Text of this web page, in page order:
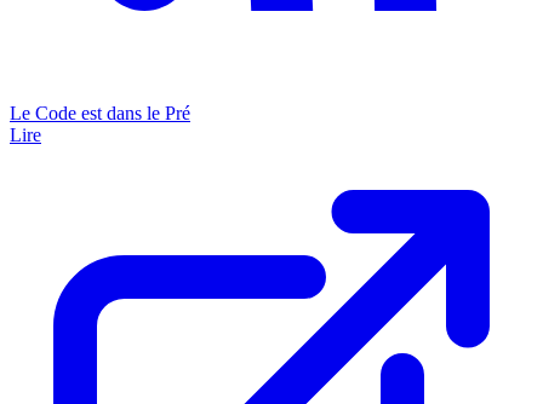
Le Code est dans le Pré
Lire